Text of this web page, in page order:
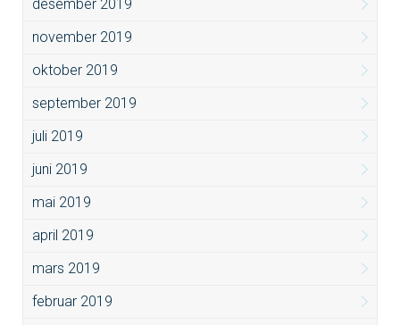
desember 2019
november 2019
oktober 2019
september 2019
juli 2019
juni 2019
mai 2019
april 2019
mars 2019
februar 2019